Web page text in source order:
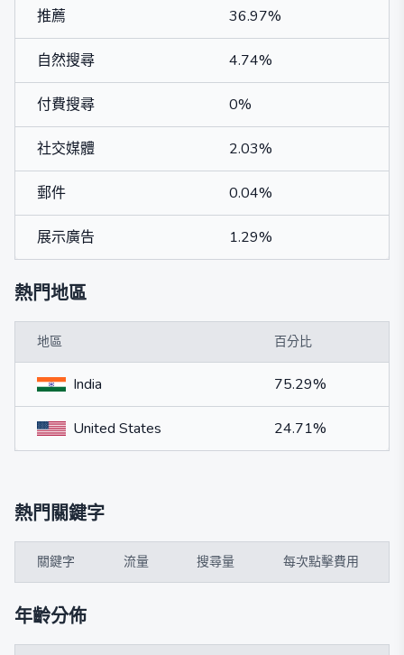
推薦 36.97%
自然搜尋 4.74%
付費搜尋 0%
社交媒體 2.03%
郵件 0.04%
展示廣告 1.29%
熱門地區
地區 百分比
India 75.29%
United States 24.71%
熱門關鍵字
關鍵字 流量 搜尋量 每次點擊費用
年齡分佈